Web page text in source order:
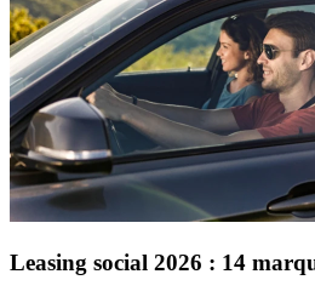
Leasing social 2026 : 14